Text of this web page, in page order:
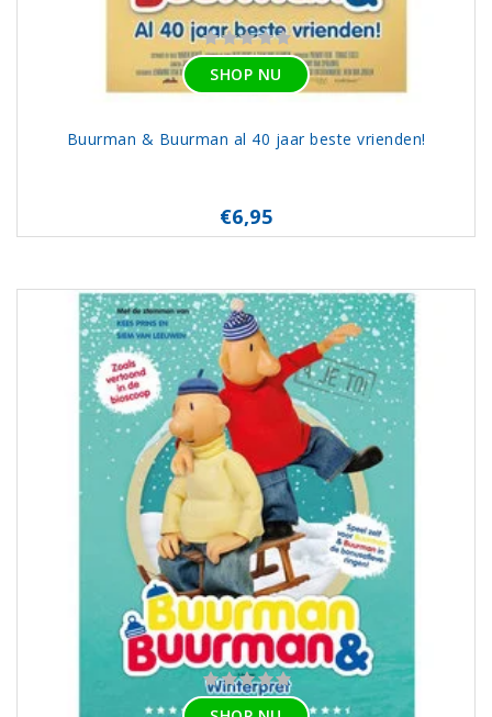
SHOP NU
Buurman & Buurman al 40 jaar beste vrienden!
€6,95